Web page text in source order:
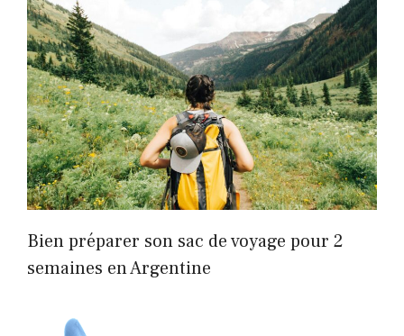
Bien préparer son sac de voyage pour 2
semaines en Argentine